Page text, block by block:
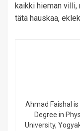
kaikki hieman
tätä hauskaa,
Ahmad Faishal
Degree in
University,